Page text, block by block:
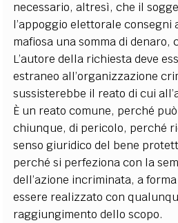
necessario, altresì, che il
l’appoggio elettorale consegni
mafiosa una somma di denaro,
L’autore della richiesta deve
estraneo all’organizzazione
sussisterebbe il reato di cui
È un reato comune, perché
chiunque, di pericolo, perché
senso giuridico del bene
perché si perfeziona con la
dell’azione incriminata, a
essere realizzato con
raggiungimento dello scopo.